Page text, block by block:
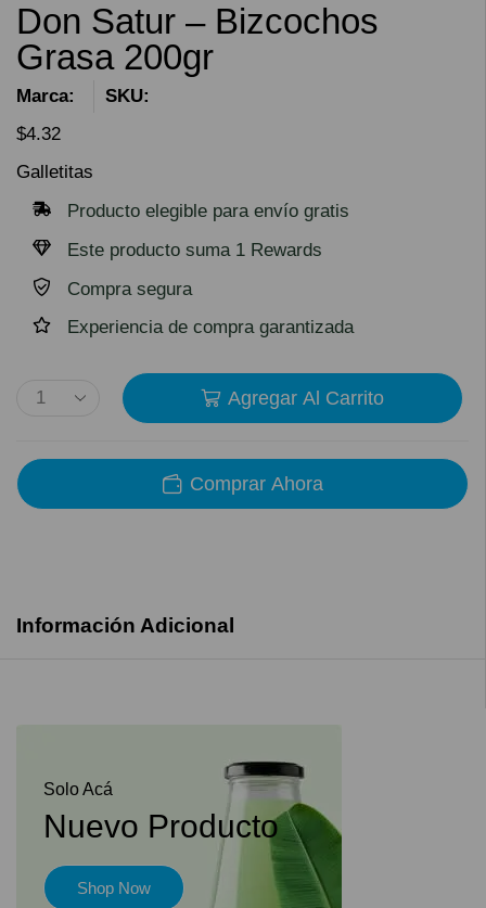
Don Satur – Bizcochos
Grasa 200gr
Marca:
SKU:
$4.32
Galletitas
Producto elegible para envío gratis
Este producto suma 1 Rewards
Compra segura
Experiencia de compra garantizada
Agregar Al Carrito
Comprar Ahora
Información Adicional
Solo Acá
Nuevo Producto
Shop Now